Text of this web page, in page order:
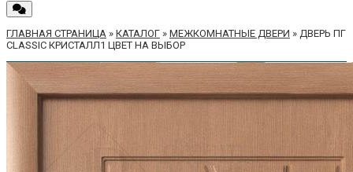
ГЛАВНАЯ СТРАНИЦА » КАТАЛОГ » МЕЖКОМНАТНЫЕ ДВЕРИ » ДВЕРЬ ПГ
CLASSIC КРИСТАЛЛ1 ЦВЕТ НА ВЫБОР